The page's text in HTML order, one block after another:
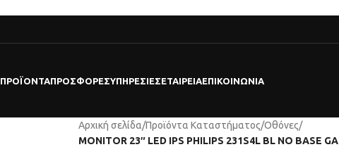
ΠΡΟΪΌΝΤΑΠΡΟΣΦΟΡΕΣΥΠΗΡΕΣΊΕΣΕΤΑΙΡΕΊΑΕΠΙΚΟΙΝΩΝΊΑ
Αρχική σελίδα/Προϊόντα Καταστήματος/Οθόνες/
MONITOR 23″ LED IPS PHILIPS 231S4L BL NO BASE GA